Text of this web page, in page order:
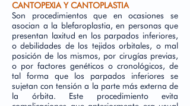
CANTOPEXIA Y CANTOPLASTIA
Son procedimientos que en ocasiones se
asocian a la blefaroplastia, en personas que
presentan laxitud en los parpados inferiores,
o debilidades de los tejidos orbitales, o mal
posición de los mismos, por cirugías previas,
o por factores genéticos o cronológicos, de
tal forma que los parpados inferiores se
sujetan con tensión a la parte más externa de
la órbita. Este procedimiento evita